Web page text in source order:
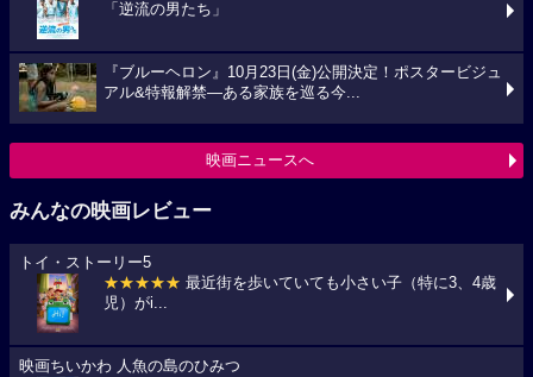
「逆流の男たち」
『ブルーヘロン』10月23日(金)公開決定！ポスタービジュ
アル&特報解禁―ある家族を巡る今...
映画ニュースへ
みんなの映画レビュー
トイ・ストーリー5
★★★★★ 最近街を歩いていても小さい子（特に3、4歳
児）がi...
映画ちいかわ 人魚の島のひみつ